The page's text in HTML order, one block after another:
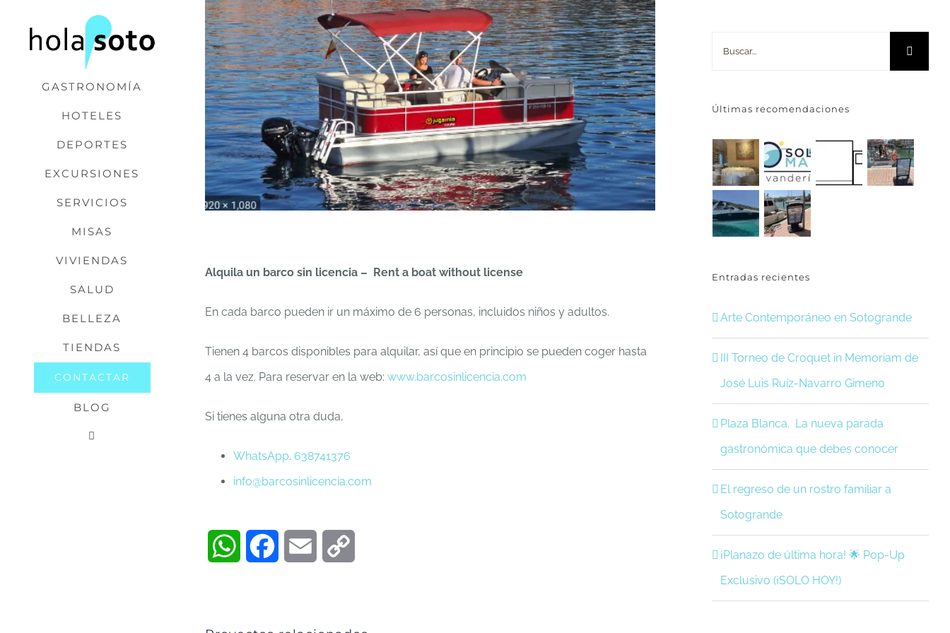
GASTRONOMÍA
HOTELES
DEPORTES
EXCURSIONES
SERVICIOS
MISAS
VIVIENDAS
SALUD
BELLEZA
TIENDAS
CONTACTAR
BLOG
Alquila un barco sin licencia – Rent a boat without license
En cada barco pueden ir un máximo de 6 personas, incluidos niños y adultos.
Tienen 4 barcos disponibles para alquilar, así que en principio se pueden coger hasta
4 a la vez. Para reservar en la web: www.barcosinlicencia.com
Si tienes alguna otra duda,
WhatsApp. 638741376
info@barcosinlicencia.com
WhatsAppFacebookEmail
Últimas recomendaciones
Entradas recientes
Arte Contemporáneo en Sotogrande
III Torneo de Croquet in Memoriam de
José Luis Ruíz-Navarro Gimeno
Plaza Blanca. La nueva parada
gastronómica que debes conocer
El regreso de un rostro familiar a
Sotogrande
¡Planazo de última hora! 🌟 Pop-Up
Exclusivo (¡SOLO HOY!)